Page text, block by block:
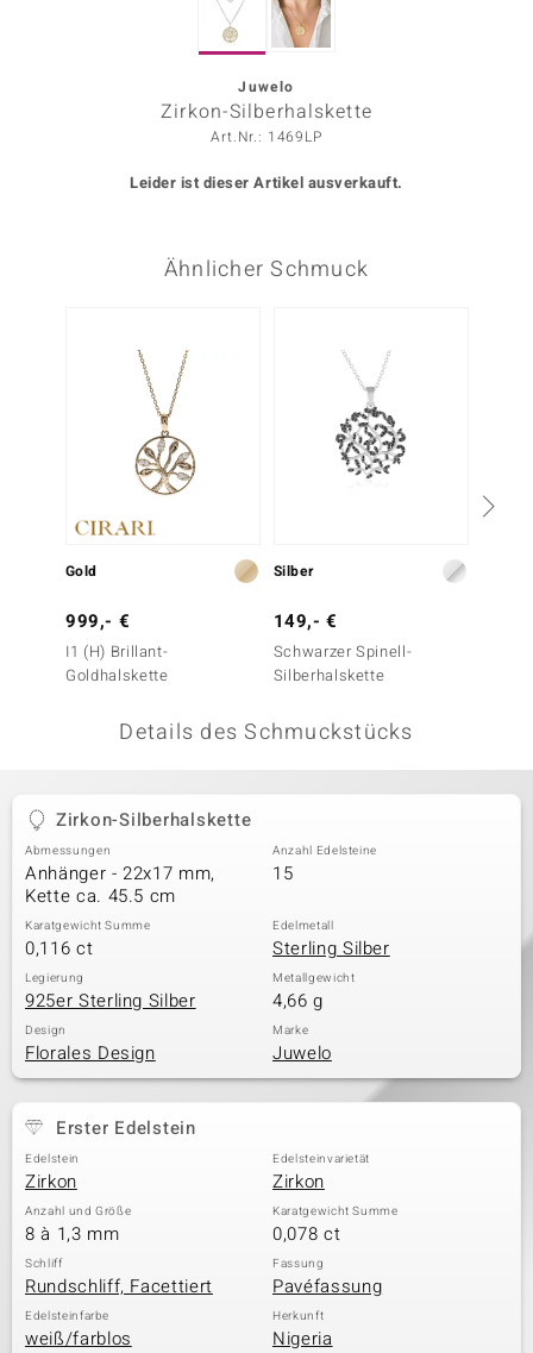
Collection
Classics
Juwelo
Zirkon-Silberhalskette
Art.Nr.: 1469LP
Leider ist dieser Artikel ausverkauft.
Ähnlicher Schmuck
Gold
999,- €
I1 (H) Brillant-
Goldhalskette
Silber
149,- €
Schwarzer Spinell-
Silberhalskette
Details des Schmuckstücks
Zirkon-Silberhalskette
Abmessungen
Anhänger - 22x17 mm,
Kette ca. 45.5 cm
Anzahl Edelsteine
15
Karatgewicht Summe
0,116 ct
Edelmetall
Sterling Silber
Legierung
925er Sterling Silber
Metallgewicht
4,66 g
Design
Florales Design
Marke
Juwelo
Erster Edelstein
Edelstein
Zirkon
Edelsteinvarietät
Zirkon
Anzahl und Größe
8 à 1,3 mm
Karatgewicht Summe
0,078 ct
Schliff
Rundschliff, Facettiert
Fassung
Pavéfassung
Edelsteinfarbe
weiß/farblos
Herkunft
Nigeria